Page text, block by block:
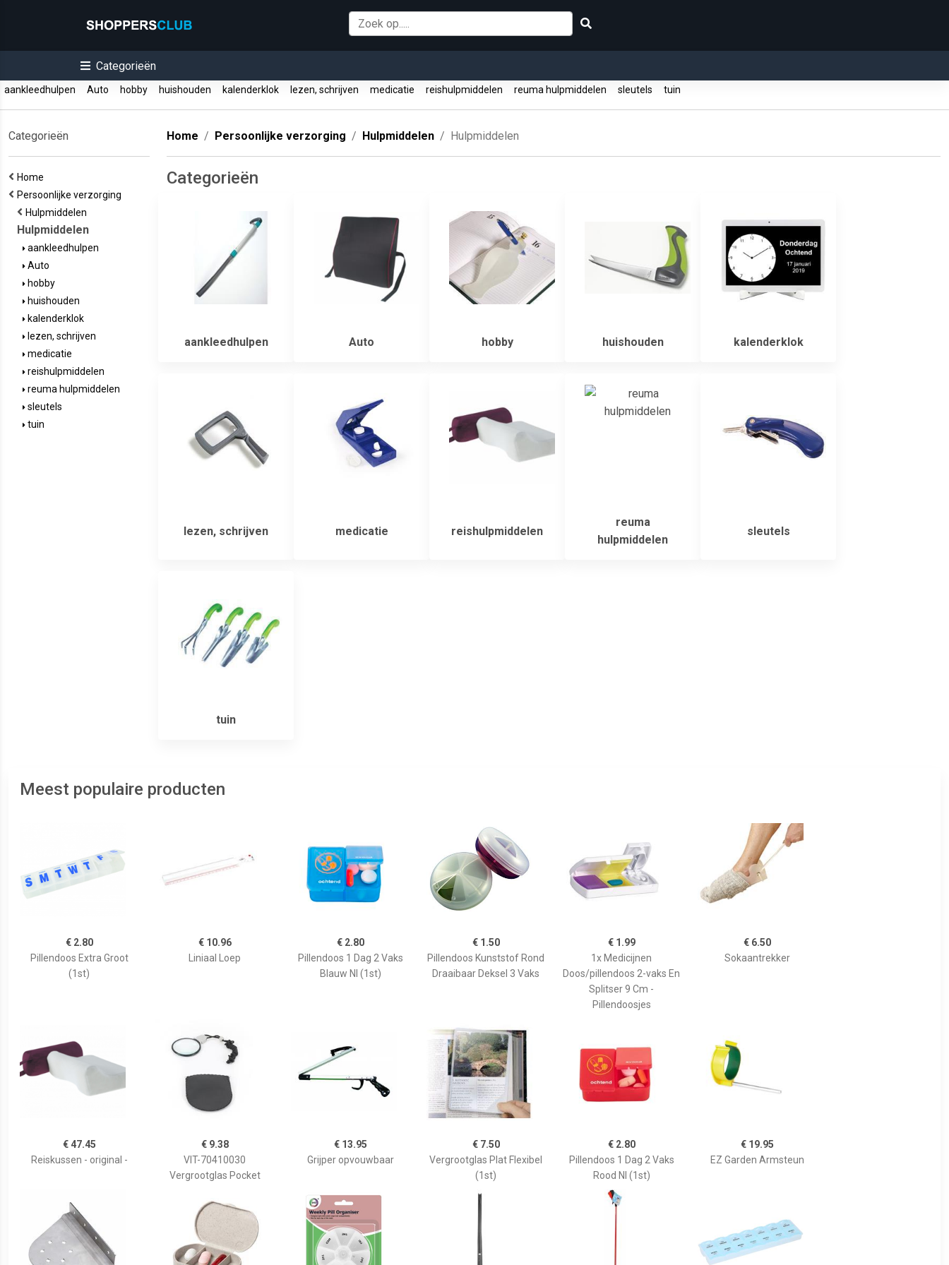
Categorieën
aankleedhulpen Auto hobby huishouden kalenderklok lezen, schrijven medicatie reishulpmiddelen reuma hulpmiddelen sleutels tuin
Categorieën
Home
Persoonlijke verzorging
Hulpmiddelen
Hulpmiddelen
aankleedhulpen
Auto
hobby
huishouden
kalenderklok
lezen, schrijven
medicatie
reishulpmiddelen
reuma hulpmiddelen
sleutels
tuin
Home Persoonlijke verzorging Hulpmiddelen Hulpmiddelen
Categorieën
aankleedhulpen Auto hobby huishouden kalenderklok
lezen, schrijven medicatie reishulpmiddelen
reuma
hulpmiddelen
sleutels
tuin
Meest populaire producten
€ 2.80
Pillendoos Extra Groot
(1st)
€ 10.96
Liniaal Loep
€ 2.80
Pillendoos 1 Dag 2 Vaks
Blauw Nl (1st)
€ 1.50
Pillendoos Kunststof Rond
Draaibaar Deksel 3 Vaks
€ 1.99
1x Medicijnen
Doos/pillendoos 2-vaks En
Splitser 9 Cm -
Pillendoosjes
€ 6.50
Sokaantrekker
€ 47.45
Reiskussen - original -
€ 9.38
VIT-70410030
Vergrootglas Pocket
€ 13.95
Grijper opvouwbaar
€ 7.50
Vergrootglas Plat Flexibel
(1st)
€ 2.80
Pillendoos 1 Dag 2 Vaks
Rood Nl (1st)
€ 19.95
EZ Garden Armsteun